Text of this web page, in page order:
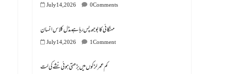
July 14, 2026 0 Comments
مہنگائی کا بوجھ پس رہا ہے مڈل کلاس انسان
July 14, 2026 1 Comment
کم عمر لڑکوں میں بڑھتی ہوئی نشے کی لت